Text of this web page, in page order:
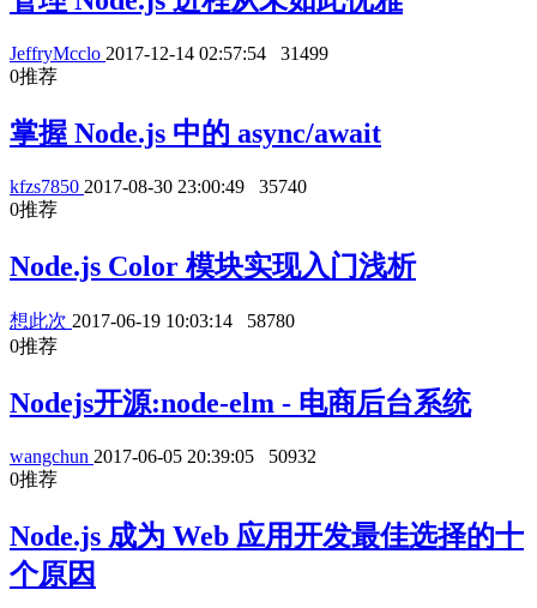
JeffryMcclo 2017-12-14 02:57:54
31499
0推荐
掌握 Node.js 中的 async/await
kfzs7850 2017-08-30 23:00:49
35740
0推荐
Node.js Color 模块实现入门浅析
想此次 2017-06-19 10:03:14
58780
0推荐
Nodejs开源:node-elm - 电商后台系统
wangchun 2017-06-05 20:39:05
50932
0推荐
Node.js 成为 Web 应用开发最佳选择的十
个原因